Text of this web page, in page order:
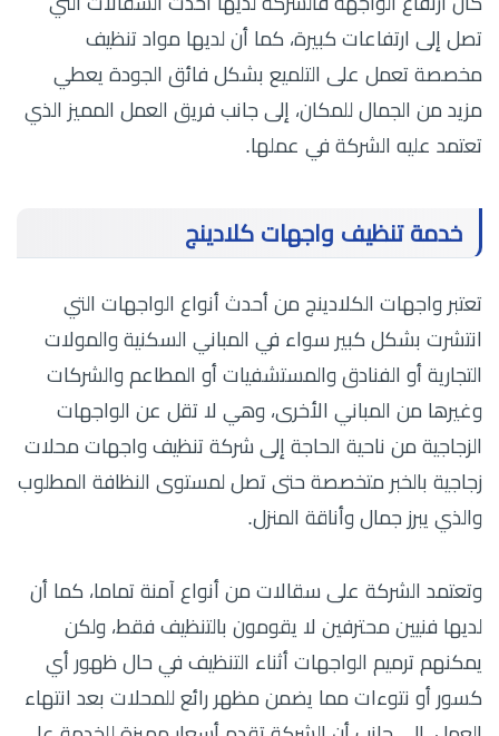
تصل إلى ارتفاعات كبيرة، كما أن لديها مواد تنظيف
مخصصة تعمل على التلميع بشكل فائق الجودة يعطي
مزيد من الجمال للمكان، إلى جانب فريق العمل المميز الذي
تعتمد عليه الشركة في عملها.
خدمة تنظيف واجهات كلادينج
تعتبر واجهات الكلادينج من أحدث أنواع الواجهات التي
انتشرت بشكل كبير سواء في المباني السكنية والمولات
التجارية أو الفنادق والمستشفيات أو المطاعم والشركات
وغيرها من المباني الأخرى، وهي لا تقل عن الواجهات
الزجاجية من ناحية الحاجة إلى شركة تنظيف واجهات محلات
زجاجية بالخبر متخصصة حتى تصل لمستوى النظافة المطلوب
والذي يبرز جمال وأناقة المنزل.
وتعتمد الشركة على سقالات من أنواع آمنة تماما، كما أن
لديها فنيين محترفين لا يقومون بالتنظيف فقط، ولكن
يمكنهم ترميم الواجهات أثناء التنظيف في حال ظهور أي
كسور أو نتوءات مما يضمن مظهر رائع للمحلات بعد انتهاء